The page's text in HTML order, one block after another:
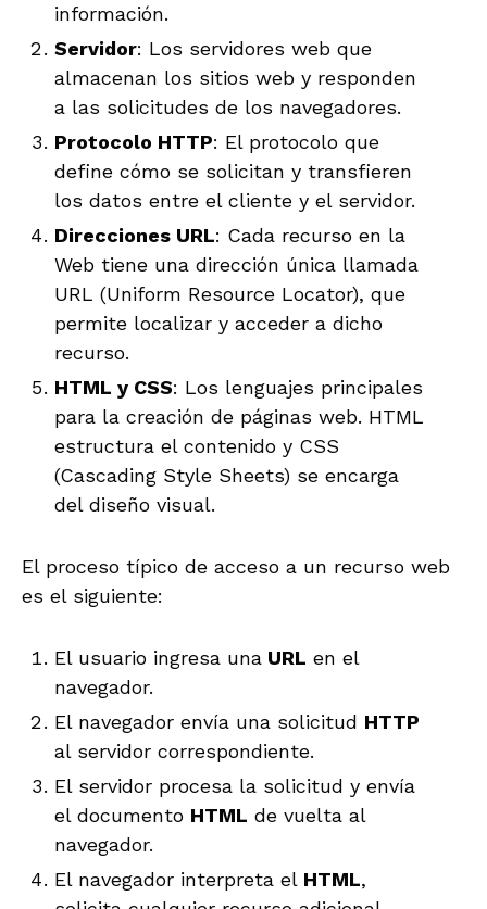
información.
Servidor: Los servidores web que
almacenan los sitios web y responden
a las solicitudes de los navegadores.
Protocolo HTTP: El protocolo que
define cómo se solicitan y transfieren
los datos entre el cliente y el servidor.
Direcciones URL: Cada recurso en la
Web tiene una dirección única llamada
URL (Uniform Resource Locator), que
permite localizar y acceder a dicho
recurso.
HTML y CSS: Los lenguajes principales
para la creación de páginas web. HTML
estructura el contenido y CSS
(Cascading Style Sheets) se encarga
del diseño visual.
El proceso típico de acceso a un recurso web
es el siguiente:
El usuario ingresa una URL en el
navegador.
El navegador envía una solicitud HTTP
al servidor correspondiente.
El servidor procesa la solicitud y envía
el documento HTML de vuelta al
navegador.
El navegador interpreta el HTML,